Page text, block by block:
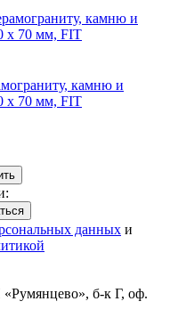
камню и
х 70 мм, FIT
данных и
б-к Г, оф.